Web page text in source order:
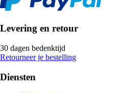
Levering en retour
30 dagen bedenktijd
Retourneer je bestelling
Diensten